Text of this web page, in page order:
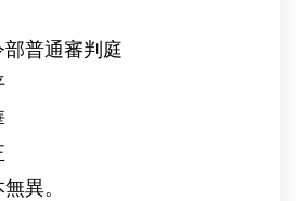
普通審判庭
異。